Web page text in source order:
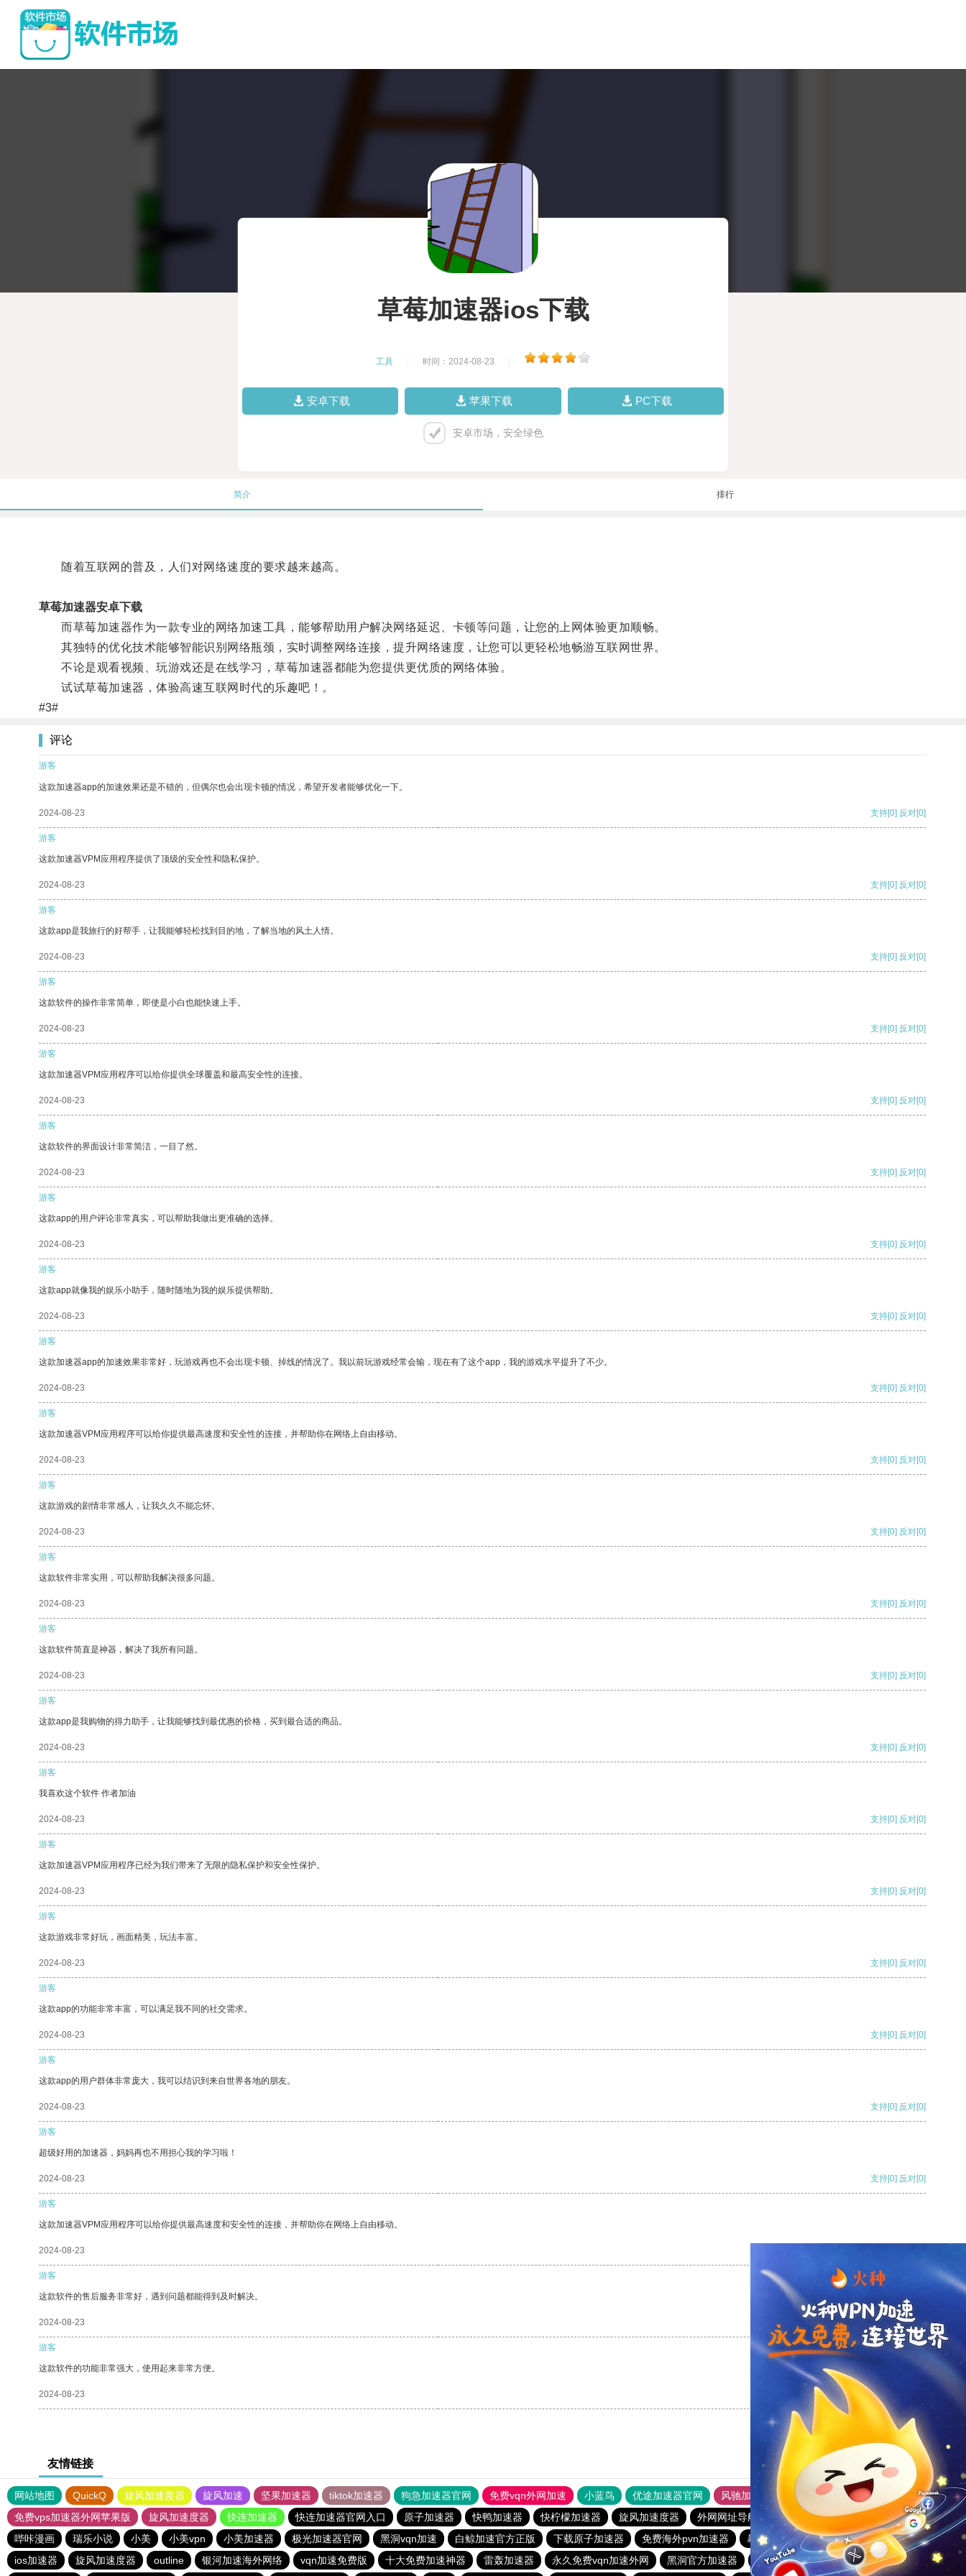
草莓加速器ios下载
工具 时间：2024-08-23
安卓下载 苹果下载 PC下载
安卓市场，安全绿色
简介 排行
随着互联网的普及，人们对网络速度的要求越来越高。
草莓加速器安卓下载
而草莓加速器作为一款专业的网络加速工具，能够帮助用户解决网络延迟、卡顿等问题，让您的上网体验更加顺畅。
其独特的优化技术能够智能识别网络瓶颈，实时调整网络连接，提升网络速度，让您可以更轻松地畅游互联网世界。
不论是观看视频、玩游戏还是在线学习，草莓加速器都能为您提供更优质的网络体验。
试试草莓加速器，体验高速互联网时代的乐趣吧！。
#3#
评论
游客
这款加速器app的加速效果还是不错的，但偶尔也会出现卡顿的情况，希望开发者能够优化一下。
2024-08-23 支持[0] 反对[0]
游客
这款加速器VPM应用程序提供了顶级的安全性和隐私保护。
2024-08-23 支持[0] 反对[0]
游客
这款app是我旅行的好帮手，让我能够轻松找到目的地，了解当地的风土人情。
2024-08-23 支持[0] 反对[0]
游客
这款软件的操作非常简单，即使是小白也能快速上手。
2024-08-23 支持[0] 反对[0]
游客
这款加速器VPM应用程序可以给你提供全球覆盖和最高安全性的连接。
2024-08-23 支持[0] 反对[0]
游客
这款软件的界面设计非常简洁，一目了然。
2024-08-23 支持[0] 反对[0]
游客
这款app的用户评论非常真实，可以帮助我做出更准确的选择。
2024-08-23 支持[0] 反对[0]
游客
这款app就像我的娱乐小助手，随时随地为我的娱乐提供帮助。
2024-08-23 支持[0] 反对[0]
游客
这款加速器app的加速效果非常好，玩游戏再也不会出现卡顿、掉线的情况了。我以前玩游戏经常会输，现在有了这个app，我的游戏水平提升了不少。
2024-08-23 支持[0] 反对[0]
游客
这款加速器VPM应用程序可以给你提供最高速度和安全性的连接，并帮助你在网络上自由移动。
2024-08-23 支持[0] 反对[0]
游客
这款游戏的剧情非常感人，让我久久不能忘怀。
2024-08-23 支持[0] 反对[0]
游客
这款软件非常实用，可以帮助我解决很多问题。
2024-08-23 支持[0] 反对[0]
游客
这款软件简直是神器，解决了我所有问题。
2024-08-23 支持[0] 反对[0]
游客
这款app是我购物的得力助手，让我能够找到最优惠的价格，买到最合适的商品。
2024-08-23 支持[0] 反对[0]
游客
我喜欢这个软件 作者加油
2024-08-23 支持[0] 反对[0]
游客
这款加速器VPM应用程序已经为我们带来了无限的隐私保护和安全性保护。
2024-08-23 支持[0] 反对[0]
游客
这款游戏非常好玩，画面精美，玩法丰富。
2024-08-23 支持[0] 反对[0]
游客
这款app的功能非常丰富，可以满足我不同的社交需求。
2024-08-23 支持[0] 反对[0]
游客
这款app的用户群体非常庞大，我可以结识到来自世界各地的朋友。
2024-08-23 支持[0] 反对[0]
游客
超级好用的加速器，妈妈再也不用担心我的学习啦！
2024-08-23 支持[0] 反对[0]
游客
这款加速器VPM应用程序可以给你提供最高速度和安全性的连接，并帮助你在网络上自由移动。
2024-08-23
游客
这款软件的售后服务非常好，遇到问题都能得到及时解决。
2024-08-23 支持 [0] 反对 [0]
游客
这款软件的功能非常强大，使用起来非常方便。
2024-08-23 支持
友情链接
网站地图 QuickQ 旋风加速度器 旋风加速 坚果加速器 tiktok加速器 狗急加速器官网 免费vqn外网加速 小蓝鸟 优途加速器官网 风驰加速器
旋风加速器
免费vps加速器外网苹果版
旋风加速度器 快连加速器 快连加速器官网入口 原子加速器 快鸭加速器 快柠檬加速器 旋风加速度器 外网网址导航 软件中心 雷霆加速
狂飙加速器
哔咔漫画
瑞乐小说 小美 小美vpn 小美加速器 极光加速器官网 黑洞vqn加速 白鲸加速官方正版 下载原子加速器 免费海外pvn加速器
暴雪vp永久免费加速器下载官网
ios加速器
旋风加速度器 outline 银河加速海外网络 vqn加速免费版 十大免费加速神器 雷轰加速器 永久免费vqn加速外网 黑洞官方加速器 天行vp加速
tyl加速器官网